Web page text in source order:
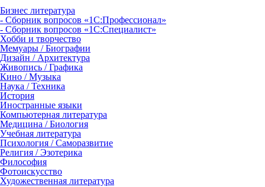
Бизнес литература
- Сборник вопросов «1С:Профессионал»
- Сборник вопросов «1С:Специалист»
Хобби и творчество
Мемуары / Биографии
Дизайн / Архитектура
Живопись / Графика
Кино / Музыка
Наука / Техника
История
Иностранные языки
Компьютерная литература
Медицина / Биология
Учебная литература
Психология / Саморазвитие
Религия / Эзотерика
Философия
Фотоискусство
Художественная литература